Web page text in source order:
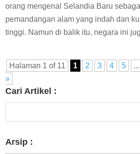
orang mengenal Selandia Baru
pemandangan alam yang indah dan
tinggi. Namun di balik itu, negara ini
Halaman 1 of 11 1 2 3 4 5 ...
»
Cari Artikel :
Arsip :